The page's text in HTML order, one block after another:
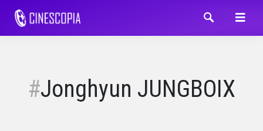
Jonghyun JUNGBOIX